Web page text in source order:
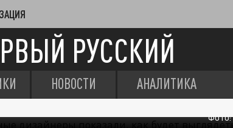
РУССКИЙ
НОВОСТИ АНАЛИТИКА
ФОТО: